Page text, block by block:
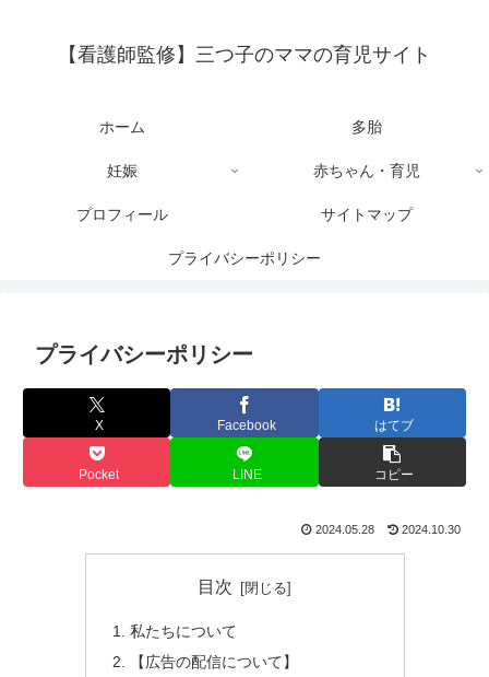
【看護師監修】三つ子のママの育児サイト
ホーム 多胎
妊娠 赤ちゃん・育児
プロフィール サイトマップ
プライバシーポリシー
プライバシーポリシー
X Facebook はてブ
Pocket LINE コピー
2024.05.28 2024.10.30
目次
私たちについて
【広告の配信について】